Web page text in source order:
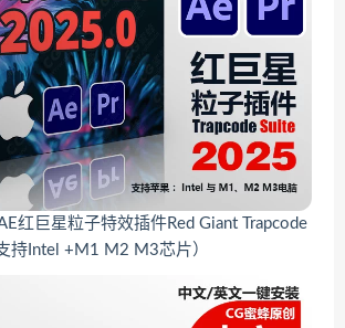
红巨星粒子特效插件Red Giant Trapcode
持Intel +M1 M2 M3芯片）